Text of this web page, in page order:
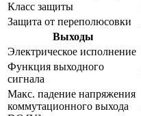
Класс защиты
Защита от переполюсовки
Выходы
Электрическое исполнение
Функция выходного
сигнала
Макс. падение напряжения
коммутационного выхода